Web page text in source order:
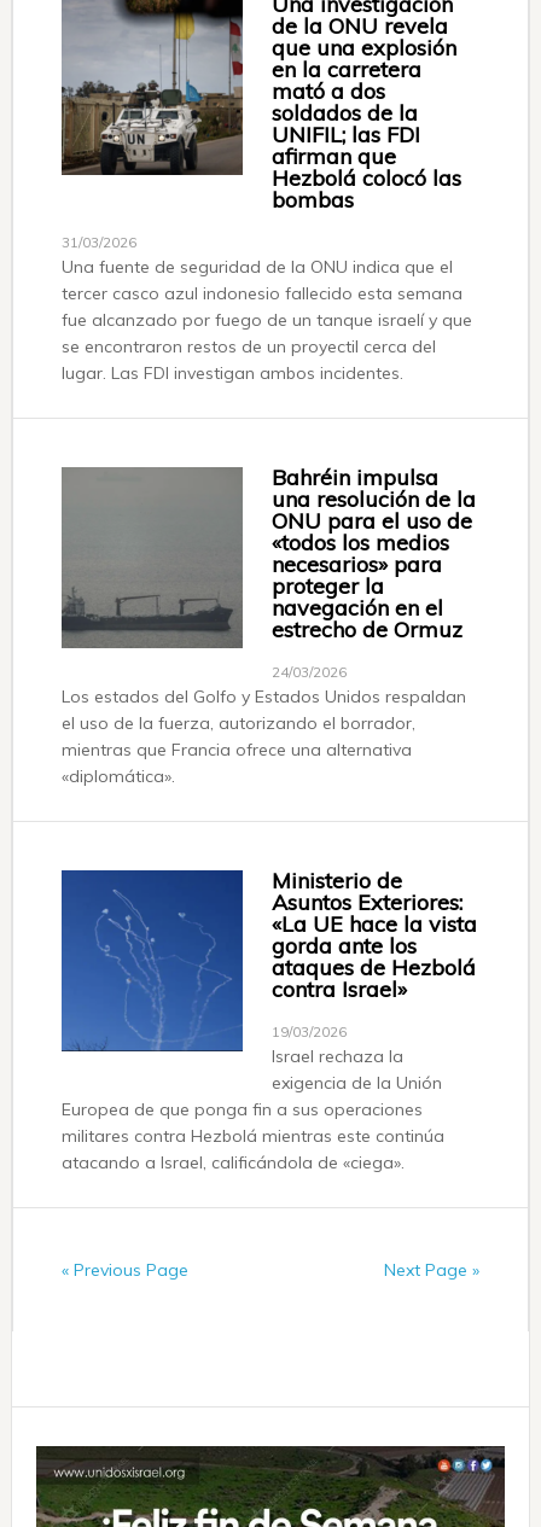
de la ONU revela
que una explosión
en la carretera
mató a dos
soldados de la
UNIFIL; las FDI
afirman que
Hezbolá colocó las
bombas
31/03/2026
Una fuente de seguridad de la ONU indica que el
tercer casco azul indonesio fallecido esta semana
fue alcanzado por fuego de un tanque israelí y que
se encontraron restos de un proyectil cerca del
lugar. Las FDI investigan ambos incidentes.
Bahréin impulsa
una resolución de la
ONU para el uso de
«todos los medios
necesarios» para
proteger la
navegación en el
estrecho de Ormuz
24/03/2026
Los estados del Golfo y Estados Unidos respaldan
el uso de la fuerza, autorizando el borrador,
mientras que Francia ofrece una alternativa
«diplomática».
Ministerio de
Asuntos Exteriores:
«La UE hace la vista
gorda ante los
ataques de Hezbolá
contra Israel»
19/03/2026
Israel rechaza la
exigencia de la Unión
Europea de que ponga fin a sus operaciones
militares contra Hezbolá mientras este continúa
atacando a Israel, calificándola de «ciega».
« Previous Page Next Page »